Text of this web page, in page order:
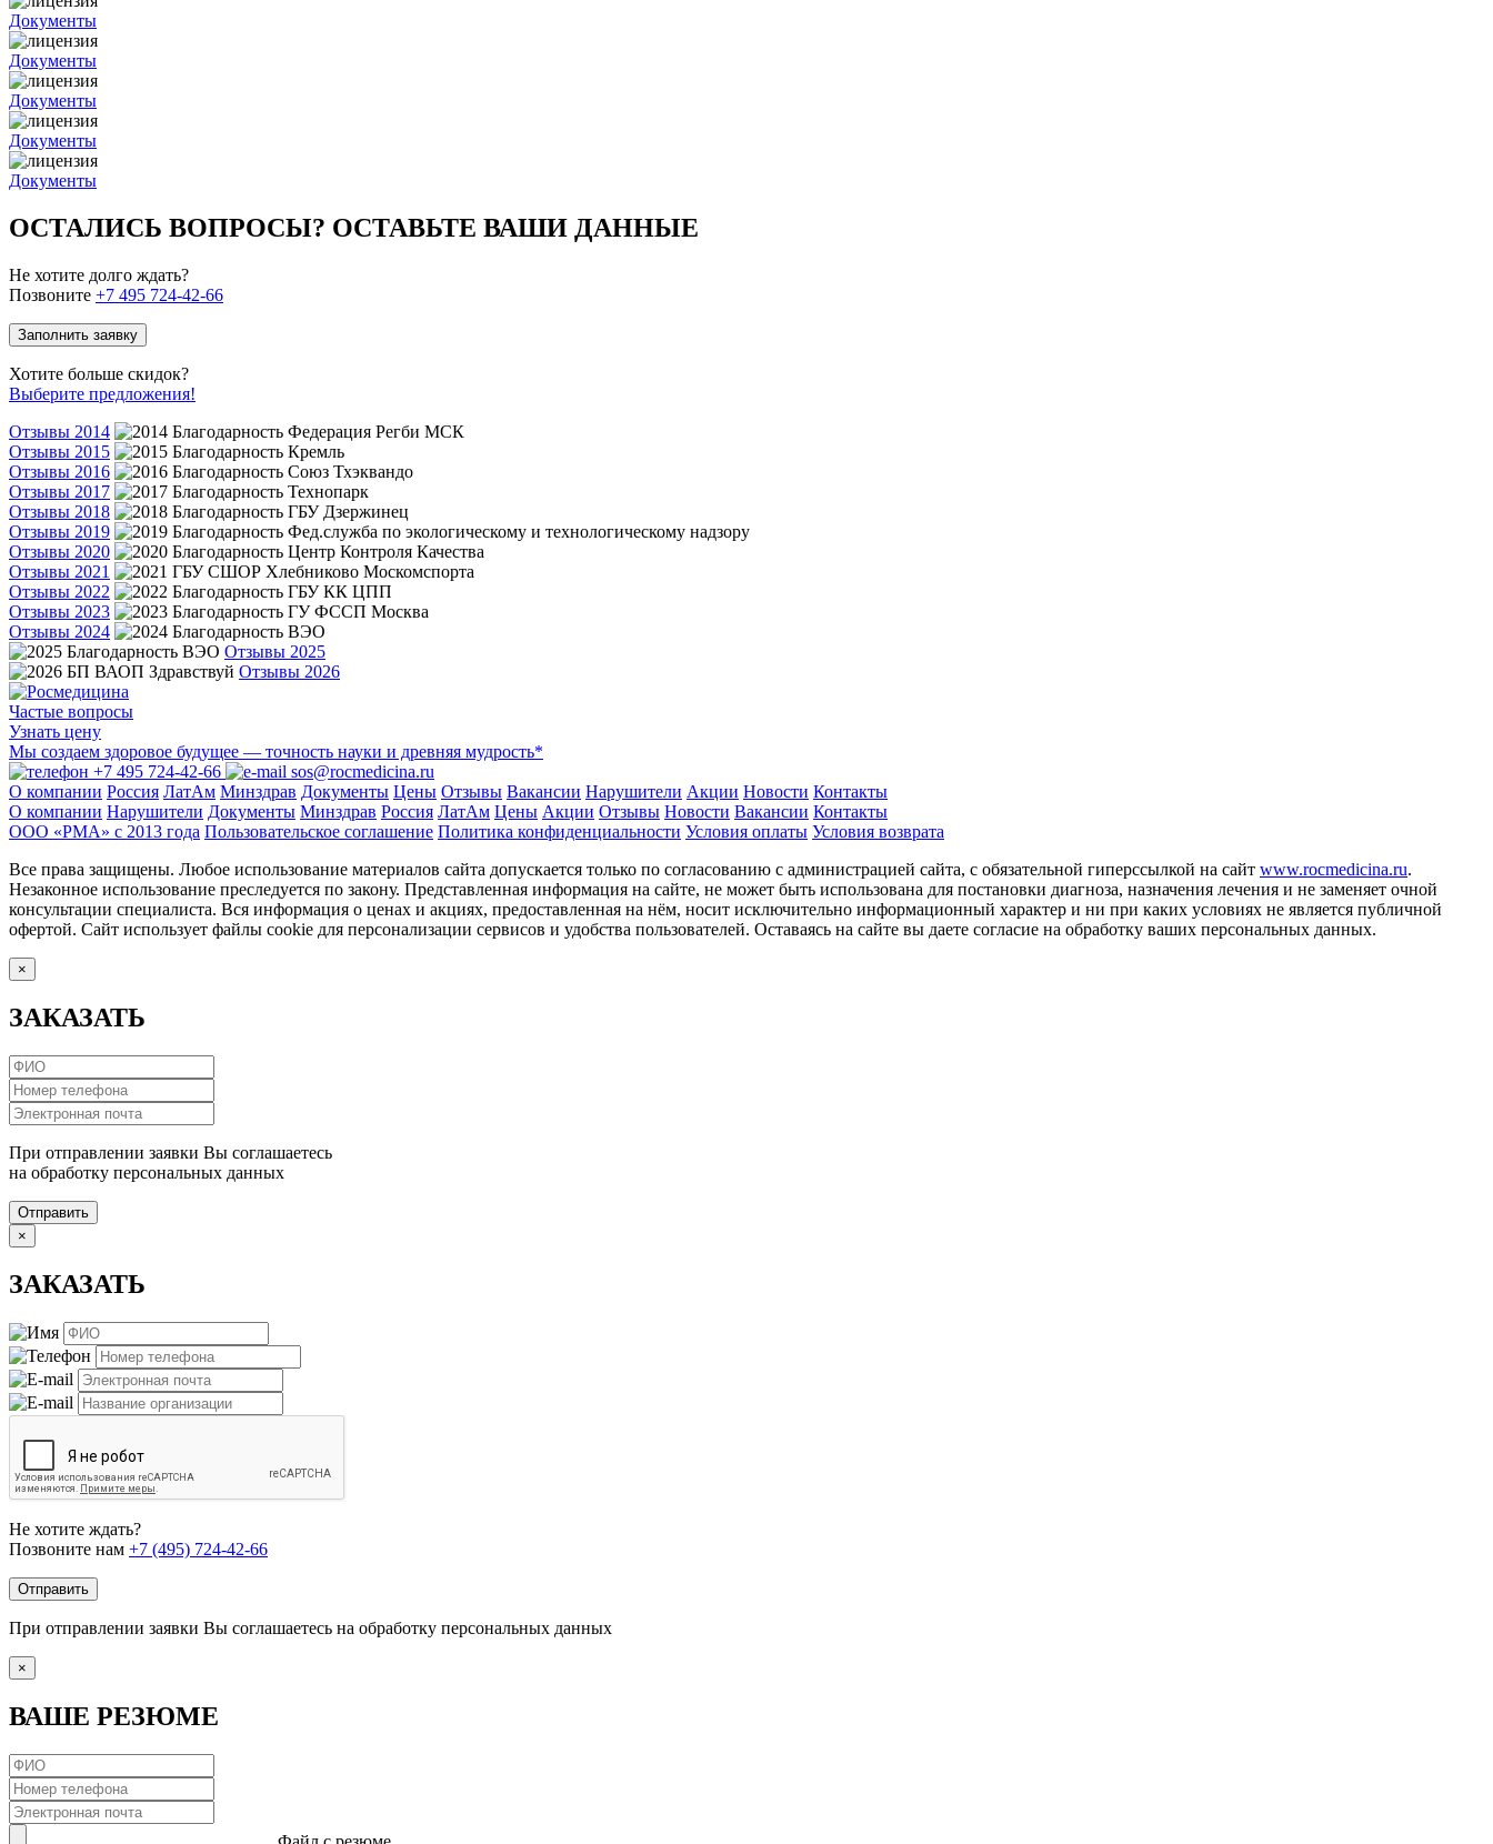
Документы
Документы
Документы
Документы
Документы
ОСТАЛИСЬ ВОПРОСЫ? ОСТАВЬТЕ ВАШИ ДАННЫЕ
Не хотите долго ждать?
Позвоните +7 495 724-42-66
Заполнить заявку
Хотите больше скидок?
Выберите предложения!
Отзывы 2014
Отзывы 2015
Отзывы 2016
Отзывы 2017
Отзывы 2018
Отзывы 2019
Отзывы 2020
Отзывы 2021
Отзывы 2022
Отзывы 2023
Отзывы 2024
Отзывы 2025
Отзывы 2026
Частые вопросы
Узнать цену
Мы создаем здоровое будущее — точность науки и древняя мудрость*
+7 495 724-42-66
sos@rocmedicina.ru
О компании Россия ЛатАм Минздрав Документы Цены Отзывы Вакансии Нарушители Акции Новости Контакты
О компании Нарушители Документы Минздрав Россия ЛатАм Цены Акции Отзывы Новости Вакансии Контакты
ООО «РМА» c 2013 года Пользовательское соглашение Политика конфиденциальности Условия оплаты Условия возврата
Все права защищены. Любое использование материалов сайта допускается только по согласованию с администрацией сайта, с обязательной гиперссылкой на сайт www.rocmedicina.ru.
Незаконное использование преследуется по закону. Представленная информация на сайте, не может быть использована для постановки диагноза, назначения лечения и не заменяет очной
консультации специалиста. Вся информация о ценах и акциях, предоставленная на нём, носит исключительно информационный характер и ни при каких условиях не является публичной
офертой. Сайт использует файлы cookie для персонализации сервисов и удобства пользователей. Оставаясь на сайте вы даете согласие на обработку ваших персональных данных.
×
ЗАКАЗАТЬ
При отправлении заявки Вы соглашаетесь
на обработку персональных данных
Отправить
×
ЗАКАЗАТЬ
Не хотите ждать?
Позвоните нам +7 (495) 724-42-66
Отправить
При отправлении заявки Вы соглашаетесь на обработку персональных данных
×
ВАШЕ РЕЗЮМЕ